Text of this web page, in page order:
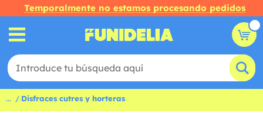
Temporalmente no estamos procesando pedidos
... Disfraces cutres y horteras